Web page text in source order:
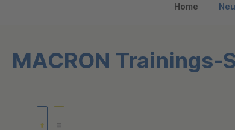
Home
MACRON Trainings-